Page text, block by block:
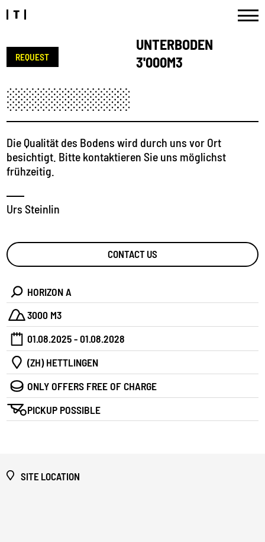
REQUEST
UNTERBODEN
3'000M3
Die Qualität des Bodens wird durch uns vor Ort
besichtigt. Bitte kontaktieren Sie uns möglichst
frühzeitig.
Urs Steinlin
CONTACT US
HORIZON A
3000 M3
01.08.2025 - 01.08.2028
(ZH) HETTLINGEN
ONLY OFFERS FREE OF CHARGE
PICKUP POSSIBLE
SITE LOCATION